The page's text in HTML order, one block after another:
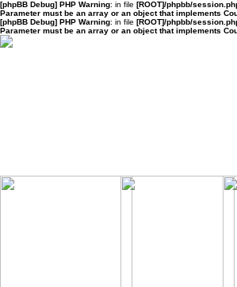
[phpBB Debug] PHP Warning: in file [ROOT]/phpbb/
Parameter must be an array or an object that implements
[phpBB Debug] PHP Warning: in file [ROOT]/phpbb/
Parameter must be an array or an object that implements